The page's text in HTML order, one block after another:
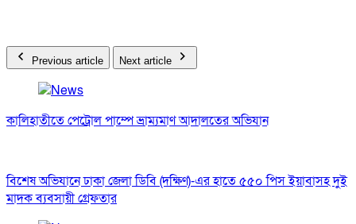
Previous article Next article
কালিহাতীতে পেট্রোল পাম্পে ভ্রাম্যমাণ আদালতের অভিযান
বিশেষ অভিযানে ঢাকা জেলা ডিবি (দক্ষিণ)-এর হাতে ৫৫০ পিস ইয়াবাসহ দুই
মাদক ব্যবসায়ী গ্রেফতার